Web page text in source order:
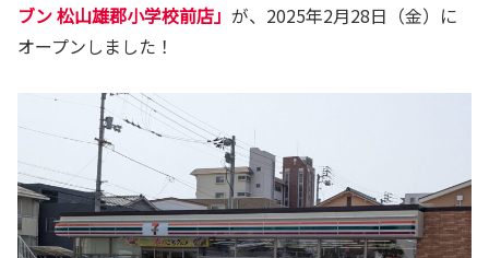
ブン 松山雄郡小学校前店」 が、2025年2月28日（金）に
オープンしました！